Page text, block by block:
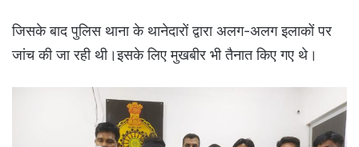
जिसके बाद पुलिस थाना के थानेदारों द्वारा अलग-अलग इलाकों पर
जांच की जा रही थी।इसके लिए मुखबीर भी तैनात किए गए थे।